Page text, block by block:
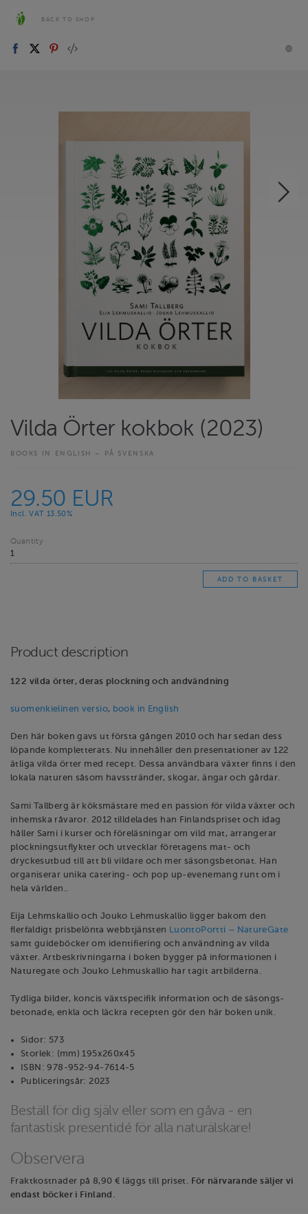
BACK TO SHOP
Vilda Örter kokbok (2023)
BOOKS IN ENGLISH – PÅ SVENSKA
29.50 EUR
Incl. VAT 13.50%
Quantity
Product description
122 vilda örter, deras plockning och andvändning
suomenkielinen versio, book in English
Den här boken gavs ut första gången 2010 och har sedan dess
löpande kompletterats. Nu innehåller den presentationer av 122
ätliga vilda örter med recept. Dessa användbara växter finns i den
lokala naturen såsom havsstränder, skogar, ängar och gårdar.
Sami Tallberg är köksmästare med en passion för vilda växter och
inhemska råvaror. 2012 tilldelades han Finlandspriset och idag
håller Sami i kurser och föreläsningar om vild mat, arrangerar
plockningsutflykter och utvecklar företagens mat- och
dryckesutbud till att bli vildare och mer säsongsbetonat. Han
organiserar unika catering- och pop up-evenemang runt om i
hela världen..
Eija Lehmskallio och Jouko Lehmuskallio ligger bakom den
flerfaldigt prisbelönta webbtjänsten LuontoPortti – NatureGate
samt guideböcker om identifiering och användning av vilda
växter. Artbeskrivningarna i boken bygger på informationen i
Naturegate och Jouko Lehmuskallio har tagit artbilderna.
Tydliga bilder, koncis växtspecifik information och de säsongs-
betonade, enkla och läckra recepten gör den här boken unik.
Sidor: 573
Storlek: (mm) 195x260x45
ISBN: 978-952-94-7614-5
Publiceringsår: 2023
Beställ för dig själv eller som en gåva - en
fantastisk presentidé för alla naturälskare!
Observera
Fraktkostnader på 8,90 € läggs till priset. För närvarande säljer vi
endast böcker i Finland.